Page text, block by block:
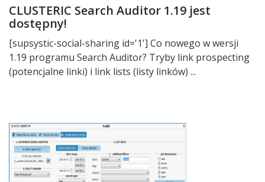
CLUSTERIC Search Auditor 1.19 jest
dostępny!
[supsystic-social-sharing id='1'] Co nowego w wersji
1.19 programu Search Auditor? Tryby link prospecting
(potencjalne linki) i link lists (listy linków) ...